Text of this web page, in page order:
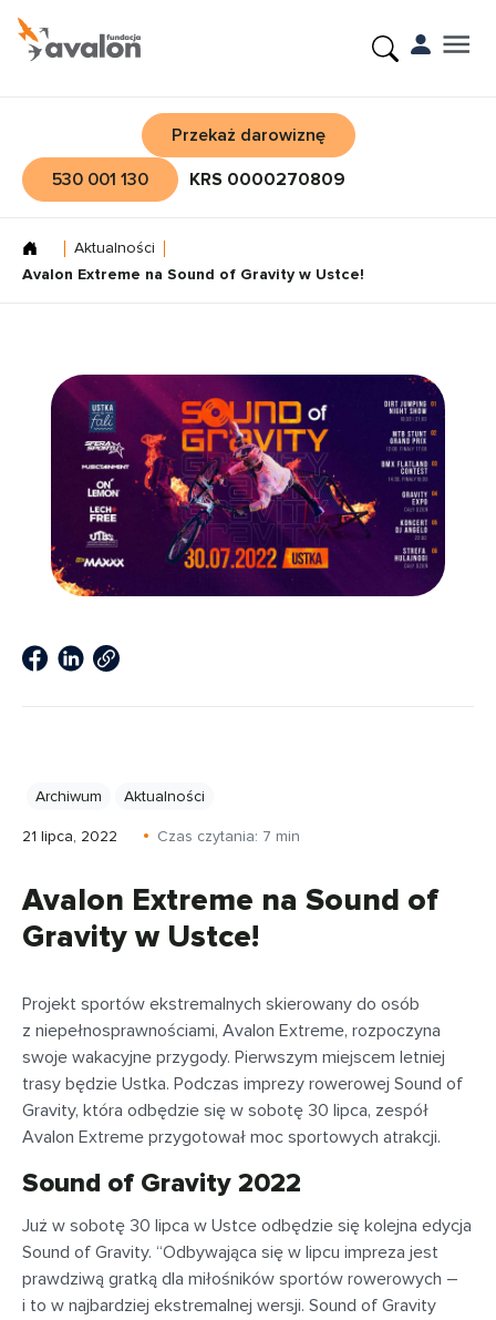
Przekaż darowiznę
530 001 130
KRS 0000270809
Aktualności
Avalon Extreme na Sound of Gravity w Ustce!
Archiwum Aktualności
21 lipca, 2022 Czas czytania: 7 min
Avalon Extreme na Sound of
Gravity w Ustce!
Projekt sportów ekstremalnych skierowany do osób
z niepełnosprawnościami, Avalon Extreme, rozpoczyna
swoje wakacyjne przygody. Pierwszym miejscem letniej
trasy będzie Ustka. Podczas imprezy rowerowej Sound of
Gravity, która odbędzie się w sobotę 30 lipca, zespół
Avalon Extreme przygotował moc sportowych atrakcji.
Sound of Gravity 2022
Już w sobotę 30 lipca w Ustce odbędzie się kolejna edycja
Sound of Gravity. “Odbywająca się w lipcu impreza jest
prawdziwą gratką dla miłośników sportów rowerowych –
i to w najbardziej ekstremalnej wersji. Sound of Gravity